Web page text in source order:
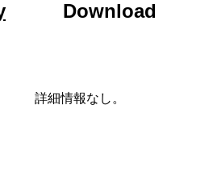
Day
Download
詳細情報なし。